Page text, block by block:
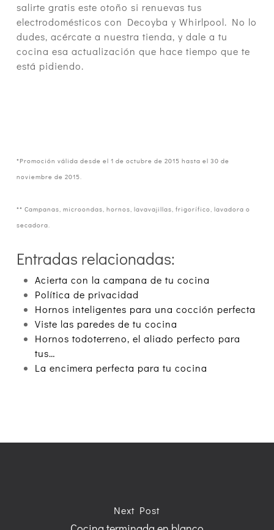
salirte gratis este otoño si renuevas tus
electrodomésticos con Decoyba y Whirlpool. No lo
dudes, acércate a nuestra tienda, y dale a tu
cocina esa actualización que hace tiempo que te
está pidiendo.
*Promoción válida desde el 1 de octubre de 2015 hasta el 30 de
noviembre de 2015.
** Campanas, microondas, hornos, lavavajillas, frigorífico, lavadora o
secadora.
Entradas relacionadas:
Acierta con la campana de tu cocina
Política de privacidad
Hornos inteligentes para una cocción perfecta
Viste las paredes de tu cocina
Hornos todoterreno, el aliado perfecto para
tus…
La encimera perfecta para tu cocina
Next Post